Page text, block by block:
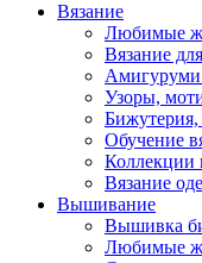
Вязание
Любимые
Вязание
Узоры,
Обучение
Коллекции
Вязание
Вышивание
Вышивка
Любимые